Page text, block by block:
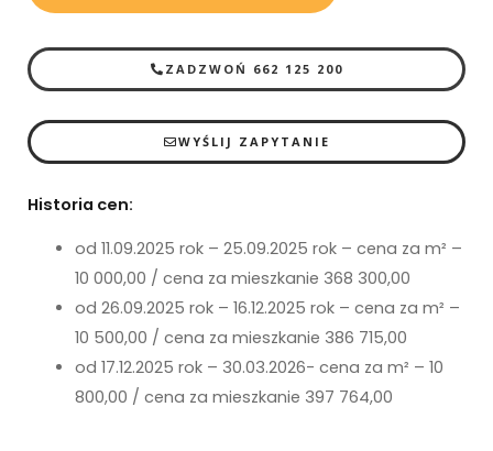
ZADZWOŃ 662 125 200
WYŚLIJ ZAPYTANIE
Historia cen:
od 11.09.2025 rok – 25.09.2025 rok – cena za m² –
10 000,00 / cena za mieszkanie 368 300,00
od 26.09.2025 rok – 16.12.2025 rok – cena za m² –
10 500,00 / cena za mieszkanie 386 715,00
od 17.12.2025 rok – 30.03.2026- cena za m² – 10
800,00 / cena za mieszkanie 397 764,00